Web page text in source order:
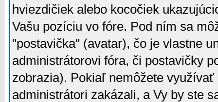
hviezdičiek alebo kocočiek
Vašu pozíciu vo fóre. Pod ním sa
"postavička" (avatar), čo je vlastne
administrátorovi fóra, či postavičky
zobrazia). Pokiaľ nemôžete
administrátori zakázali, a Vy by ste